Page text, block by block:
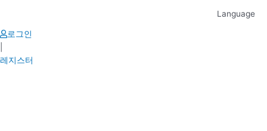
content
Language
로그인
레지스터